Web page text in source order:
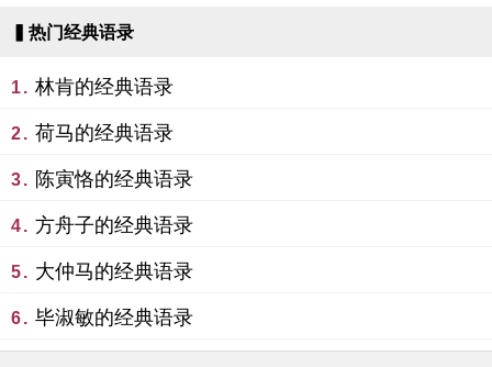
▍热门经典语录
1. 林肯的经典语录
2. 荷马的经典语录
3. 陈寅恪的经典语录
4. 方舟子的经典语录
5. 大仲马的经典语录
6. 毕淑敏的经典语录